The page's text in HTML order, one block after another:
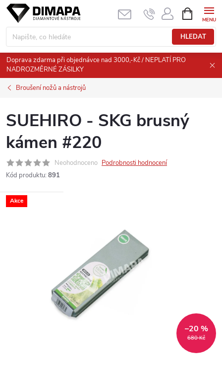
Přejít
obsah
HLEDAT
NÁKUPNÍ
KOŠÍK
Doprava zdarma při objednávce nad 3000,-Kč / NEPLATÍ PRO
NADROZMĚRNÉ ZÁSILKY
Broušení nožů a nástrojů
SUEHIRO - SKG brusný
kámen #220
Neohodnoceno Podrobnosti hodnocení
Kód produktu: 891
Akce
680 Kč
–20 %